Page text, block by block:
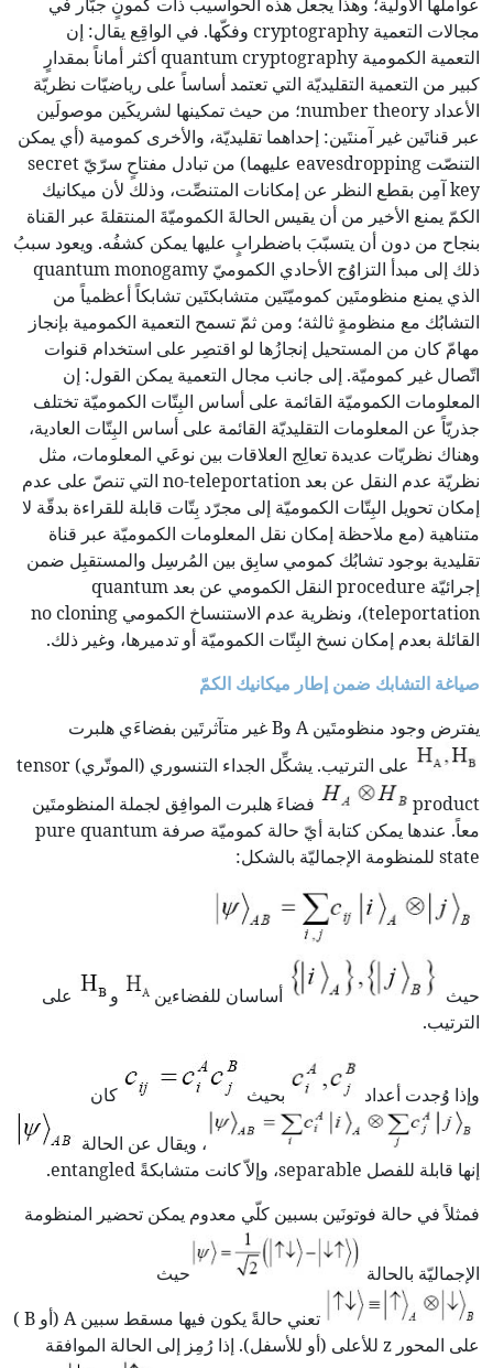
مجالات التعمية cryptography وفكّها. في الواقِع يقال: إن
التعمية الكمومية quantum cryptography أكثر أماناً بمقدارٍ
كبير من التعمية التقليديّة التي تعتمد أساساً على رياضيّات نظريّة
الأعداد number theory؛ من حيث تمكينها لشريكَين موصولَين
عبر قناتَين غير آمنتَين: إحداهما تقليديّة، والأخرى كمومية (أي يمكن
التنصّت eavesdropping عليهما) من تبادل مفتاحٍ سرّيّ secret
key آمِن بقطع النظر عن إمكانات المتنصِّت، وذلك لأن ميكانيك
الكمّ يمنع الأخير من أن يقيس الحالةَ الكموميّةَ المنتقلةَ عبر القناة
بنجاح من دون أن يتسبّبَ باضطرابٍ عليها يمكن كشفُه. ويعود سببُ
ذلك إلى مبدأ التزاوُج الأحادي الكموميّ quantum monogamy
الذي يمنع منظومتَين كموميّتَين متشابكتَين تشابكاً أعظمياً من
التشابُك مع منظومةٍ ثالثة؛ ومن ثمّ تسمح التعمية الكمومية بإنجاز
مهامّ كان من المستحيل إنجازُها لو اقتصِر على استخدام قنوات
اتّصال غير كموميّة. إلى جانب مجال التعمية يمكن القول: إن
المعلومات الكموميّة القائمة على أساس البِتّات الكموميّة تختلف
جذريّاً عن المعلومات التقليديّة القائمة على أساس البِتّات العادية،
وهناك نظريّات عديدة تعالِج العلاقات بين نوعَي المعلومات، مثل
نظريّة عدم النقل عن بعد no-teleportation التي تنصّ على عدم
إمكان تحويل البِتّات الكموميّة إلى مجرّد بِتّات قابلة للقراءة بدقّة لا
متناهية (مع ملاحظة إمكان نقل المعلومات الكموميّة عبر قناة
تقليدية بوجود تشابُك كمومي سابِق بين المُرسِل والمستقبِل ضمن
إجرائيّة procedure النقل الكمومي عن بعد quantum
teleportation)، ونظرية عدم الاستنساخ الكمومي no cloning
القائلة بعدم إمكان نسخ البِتّات الكموميّة أو تدميرها، وغير ذلك.
صياغة التشابك ضمن إطار ميكانيك الكمّ
يفترض وجود منظومتَين A وB غير متآثرتَين بفضاءَي هلبرت
على الترتيب. يشكِّل الجداء التنسوري (الموتّري) tensor
product
فضاءَ هلبرت الموافِق لجملة المنظومتَين
معاً. عندها يمكن كتابة أيّ حالة كموميّة صرفة pure quantum
state للمنظومة الإجماليّة بالشكل:
حيث أساسان للفضاءين و
على
الترتيب.
وإذا وُجدت أعداد بحيث
كان
، ويقال عن الحالة
إنها قابلة للفصل separable، وإلاّ كانت متشابكةً entangled.
فمثلاً في حالة فوتونَين بسبين كلّي معدوم يمكن تحضير المنظومة
الإجماليّة بالحالة
حيث
تعني حالةً يكون فيها مسقط سبين A (أو B )
على المحور z للأعلى (أو للأسفل). إذا رُمِز إلى الحالة الموافقة